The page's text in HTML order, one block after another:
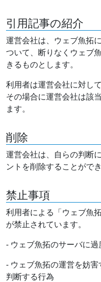
引用記事の紹介
運営会社は、ウェブ魚拓
ついて、断りなくウェブ
きるものとします。
利用者は運営会社に対し
その場合に運営会社は該
ます。
削除
運営会社は、自らの判断
ントを削除することがで
禁止事項
利用者による「ウェブ魚
が禁止されています。
- ウェブ魚拓のサーバに
- ウェブ魚拓の運営を妨
判断する行為